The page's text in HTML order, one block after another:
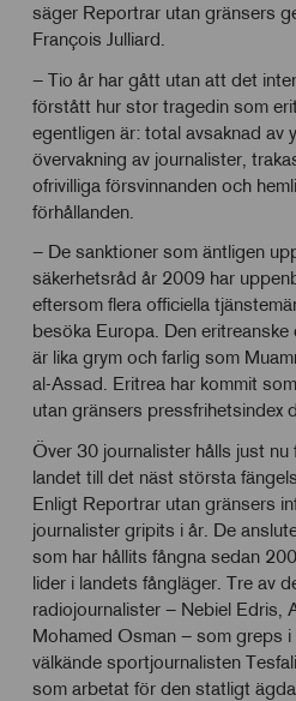
säger Reportrar utan gränsers
François Julliard.
– Tio år har gått utan att det
förstått hur stor tragedin som
egentligen är: total avsaknad av
övervakning av journalister,
ofrivilliga försvinnanden och
förhållanden.
– De sanktioner som äntligen
säkerhetsråd år 2009 har
eftersom flera officiella
besöka Europa. Den
är lika grym och farlig som
al-Assad. Eritrea har kommit
utan gränsers pressfrihetsindex
Över 30 journalister hålls just
landet till det näst största
Enligt Reportrar utan gränsers
journalister gripits i år. De
som har hållits fångna sedan
lider i landets fångläger. Tre av
radiojournalister – Nebiel Edris,
Mohamed Osman – som greps
välkände sportjournalisten
som arbetat för den statligt